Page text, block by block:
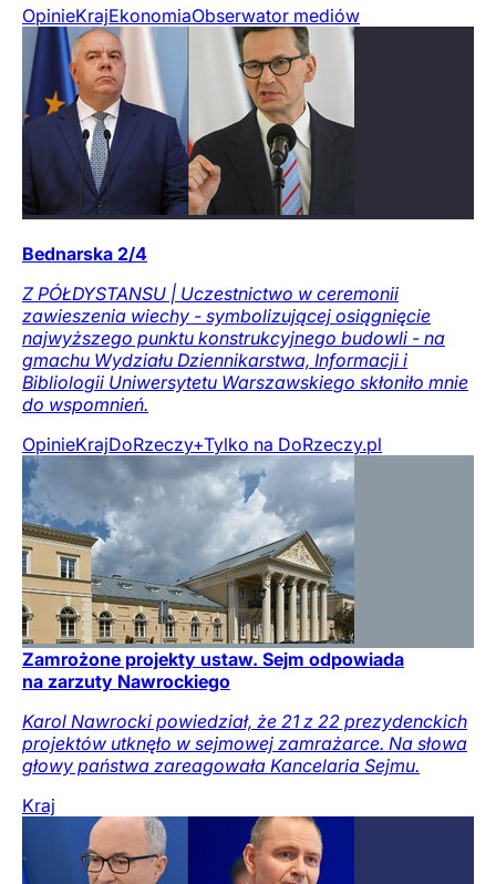
OpinieKrajEkonomiaObserwator mediów
Bednarska 2/4
Z PÓŁDYSTANSU | Uczestnictwo w ceremonii
zawieszenia wiechy - symbolizującej osiągnięcie
najwyższego punktu konstrukcyjnego budowli - na
gmachu Wydziału Dziennikarstwa, Informacji i
Bibliologii Uniwersytetu Warszawskiego skłoniło mnie
do wspomnień.
OpinieKrajDoRzeczy+Tylko na DoRzeczy.pl
Zamrożone projekty ustaw. Sejm odpowiada
na zarzuty Nawrockiego
Karol Nawrocki powiedział, że 21 z 22 prezydenckich
projektów utknęło w sejmowej zamrażarce. Na słowa
głowy państwa zareagowała Kancelaria Sejmu.
Kraj